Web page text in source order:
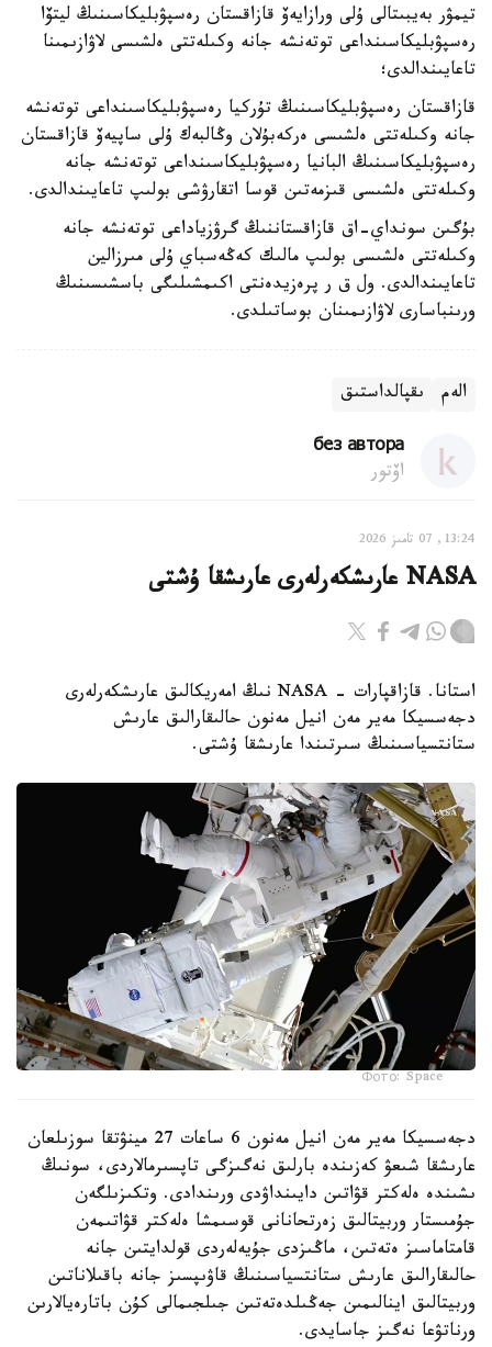
تيمۋر بەيبىتالى ۇلى ورازايەۆ قازاقستان رەسپۋبليكاسىنىڭ ليتۆا
رەسپۋبليكاسىنداعى توتەنشە جانە وكىلەتتى ەلشىسى لاۋازىمىنا
تاعايىندالدى؛
قازاقستان رەسپۋبليكاسىنىڭ تۇركيا رەسپۋبليكاسىنداعى توتەنشە
جانە وكىلەتتى ەلشىسى ەركەبۇلان وڭالبەك ۇلى ساپيەۆ قازاقستان
رەسپۋبليكاسىنىڭ البانيا رەسپۋبليكاسىنداعى توتەنشە جانە
وكىلەتتى ەلشىسى قىزمەتىن قوسا اتقارۋشى بولىپ تاعايىندالدى.
بۇگىن سونداي-اق قازاقستاننىڭ گرۋزياداعى توتەنشە جانە
وكىلەتتى ەلشىسى بولىپ مالىك كەڭەسباي ۇلى مىرزالين
تاعايىندالدى. ول ق ر پرەزيدەنتى اكىمشىلىگى باسشىسىنىڭ
ورىنباسارى لاۋازىمىنان بوساتىلدى.
الەم ىقپالداستىق
без автора
اۆتور
13:24, 07 تامىز 2026
NASA عارىشكەرلەرى عارىشقا ۇشتى
استانا. قازاقپارات - NASA نىڭ امەريكالىق عارىشكەرلەرى
دجەسسيكا مەير مەن انيل مەنون حالىقارالىق عارىش
ستانتسياسىنىڭ سىرتىندا عارىشقا ۇشتى.
Фото: Space
دجەسسيكا مەير مەن انيل مەنون 6 ساعات 27 مينۋتقا سوزىلعان
عارىشقا شىعۋ كەزىندە بارلىق نەگىزگى تاپسىرمالاردى، سونىڭ
ىشىندە ەلەكتر قۋاتىن دايىنداۋدى ورىندادى. وتكىزىلگەن
جۇمىستار وربيتالىق زەرتحانانى قوسىمشا ەلەكتر قۋاتىمەن
قامتاماسىز ەتەتىن، ماڭىزدى جۇيەلەردى قولدايتىن جانە
حالىقارالىق عارىش ستانتسياسىنىڭ قاۋىپسىز جانە باقىلاناتىن
وربيتالىق اينالىمىن جەڭىلدەتەتىن جىلجىمالى كۇن باتارەيالارىن
ورناتۋعا نەگىز جاسايدى.